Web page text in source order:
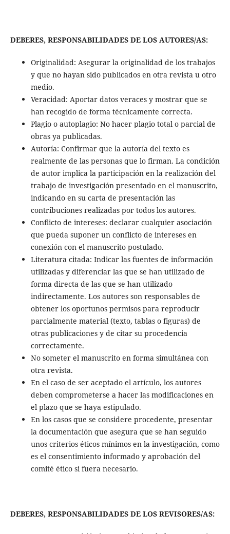
DEBERES, RESPONSABILIDADES DE LOS AUTORES/AS:
Originalidad: Asegurar la originalidad de los trabajos
y que no hayan sido publicados en otra revista u otro
medio.
Veracidad: Aportar datos veraces y mostrar que se
han recogido de forma técnicamente correcta.
Plagio o autoplagio: No hacer plagio total o parcial de
obras ya publicadas.
Autoría: Confirmar que la autoría del texto es
realmente de las personas que lo firman. La condición
de autor implica la participación en la realización del
trabajo de investigación presentado en el manuscrito,
indicando en su carta de presentación las
contribuciones realizadas por todos los autores.
Conflicto de intereses: declarar cualquier asociación
que pueda suponer un conflicto de intereses en
conexión con el manuscrito postulado.
Literatura citada: Indicar las fuentes de información
utilizadas y diferenciar las que se han utilizado de
forma directa de las que se han utilizado
indirectamente. Los autores son responsables de
obtener los oportunos permisos para reproducir
parcialmente material (texto, tablas o figuras) de
otras publicaciones y de citar su procedencia
correctamente.
No someter el manuscrito en forma simultánea con
otra revista.
En el caso de ser aceptado el artículo, los autores
deben comprometerse a hacer las modificaciones en
el plazo que se haya estipulado.
En los casos que se considere procedente, presentar
la documentación que asegura que se han seguido
unos criterios éticos mínimos en la investigación, como
es el consentimiento informado y aprobación del
comité ético si fuera necesario.
DEBERES, RESPONSABILIDADES DE LOS REVISORES/AS: